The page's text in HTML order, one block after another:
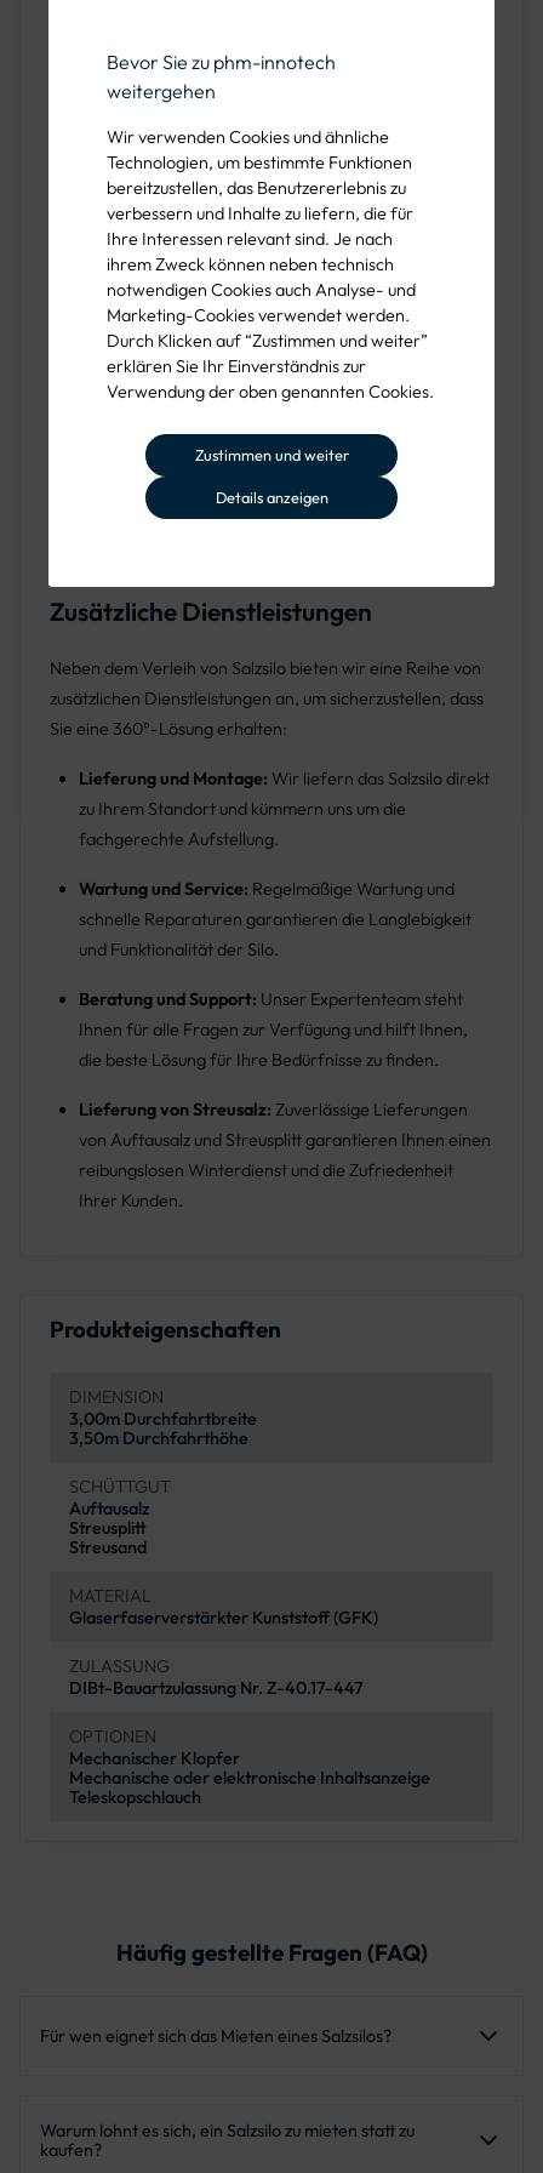
Bevor Sie zu phm-innotech
weitergehen
Wir verwenden Cookies und ähnliche
Technologien, um bestimmte Funktionen
bereitzustellen, das Benutzererlebnis zu
verbessern und Inhalte zu liefern, die für
Ihre Interessen relevant sind. Je nach
ihrem Zweck können neben technisch
notwendigen Cookies auch Analyse- und
Marketing-Cookies verwendet werden.
Durch Klicken auf “Zustimmen und weiter”
erklären Sie Ihr Einverständnis zur
Verwendung der oben genannten Cookies.
Zustimmen und weiter
Details anzeigen
Vielfältige Anwendungsbereiche
Unsere Streugutsilo sind vielseitig einsetzbar und bieten
Lösungen für verschiedene Anwendungsbereiche:
Kommunen:Ideal für den öffentlichen Winterdienst
zur effizienten Lagerung und Verteilung von Streusalz.
Dienstleister:Perfekt für Baustellen und Objekte im
Winterdienst.
Industriebetriebe:Sicherstellung der
Betriebssicherheit durch konstante Verfügbarkeit von
Streusalz.
Logistikunternehmen:Optimierung der
Logistikprozesse durch zuverlässige Lagerung von
Streugut.
Zusätzliche Dienstleistungen
Neben dem Verleih von Salzsilo bieten wir eine Reihe von
zusätzlichen Dienstleistungen an, um sicherzustellen, dass
Sie eine 360°-Lösung erhalten:
Lieferung und Montage: Wir liefern das Salzsilo direkt
zu Ihrem Standort und kümmern uns um die
fachgerechte Aufstellung.
Wartung und Service: Regelmäßige Wartung und
schnelle Reparaturen garantieren die Langlebigkeit
und Funktionalität der Silo.
Beratung und Support: Unser Expertenteam steht
Ihnen für alle Fragen zur Verfügung und hilft Ihnen,
die beste Lösung für Ihre Bedürfnisse zu finden.
Lieferung von Streusalz: Zuverlässige Lieferungen
von Auftausalz und Streusplitt garantieren Ihnen einen
reibungslosen Winterdienst und die Zufriedenheit
Ihrer Kunden.
Produkteigenschaften
DIMENSION
3,00m Durchfahrtbreite
3,50m Durchfahrthöhe
SCHÜTTGUT
Auftausalz
Streusplitt
Streusand
MATERIAL
Glaserfaserverstärkter Kunststoff (GFK)
ZULASSUNG
DIBt-Bauartzulassung Nr. Z-40.17-447
OPTIONEN
Mechanischer Klopfer
Mechanische oder elektronische Inhaltsanzeige
Teleskopschlauch
Häufig gestellte Fragen (FAQ)
Für wen eignet sich das Mieten eines Salzsilos?
und Logistikbetriebe, die kurzfristig großen Salzbedarf
Warum lohnt es sich, ein Salzsilo zu mieten statt zu
kaufen?